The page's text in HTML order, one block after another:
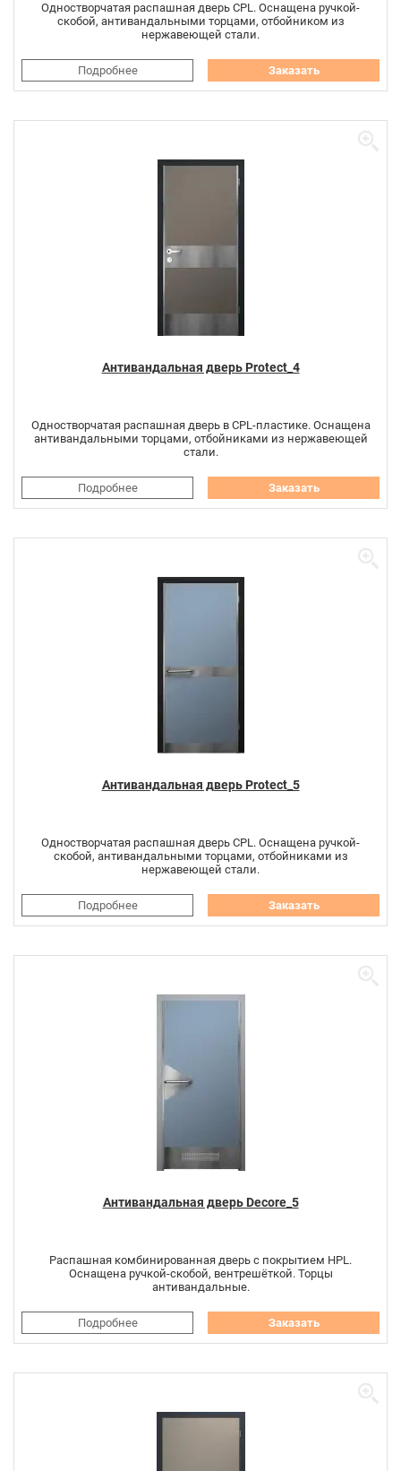
Одностворчатая распашная дверь CPL. Оснащена ручкой-
скобой, антивандальными торцами, отбойником из
нержавеющей стали.
Подробнее Заказать
Антивандальная дверь Protect_4
Одностворчатая распашная дверь в CPL-пластике. Оснащена
антивандальными торцами, отбойниками из нержавеющей
стали.
Подробнее Заказать
Антивандальная дверь Protect_5
Одностворчатая распашная дверь CPL. Оснащена ручкой-
скобой, антивандальными торцами, отбойниками из
нержавеющей стали.
Подробнее Заказать
Антивандальная дверь Decore_5
Распашная комбинированная дверь с покрытием HPL.
Оснащена ручкой-скобой, вентрешёткой. Торцы
антивандальные.
Подробнее Заказать